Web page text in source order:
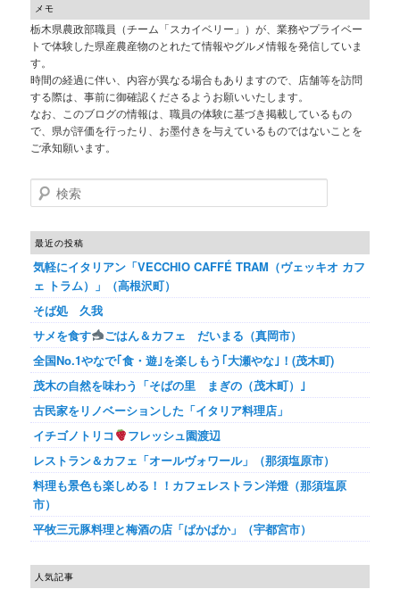
メモ
栃木県農政部職員（チーム「スカイベリー」）が、業務やプライベー
トで体験した県産農産物のとれたて情報やグルメ情報を発信していま
す。
時間の経過に伴い、内容が異なる場合もありますので、店舗等を訪問
する際は、事前に御確認くださるようお願いいたします。
なお、このブログの情報は、職員の体験に基づき掲載しているもの
で、県が評価を行ったり、お墨付きを与えているものではないことを
ご承知願います。
検索
最近の投稿
気軽にイタリアン「VECCHIO CAFFÉ TRAM（ヴェッキオ カフ
ェ トラム）」（高根沢町）
そば処 久我
サメを食す
ごはん＆カフェ だいまる（真岡市）
全国No.1やなで｢食・遊｣を楽しもう｢大瀬やな｣！(茂木町)
茂木の自然を味わう「そばの里 まぎの（茂木町）｣
古民家をリノベーションした「イタリア料理店」
イチゴノトリコ
フレッシュ園渡辺
レストラン＆カフェ「オールヴォワール」（那須塩原市）
料理も景色も楽しめる！！カフェレストラン洋燈（那須塩原
市）
平牧三元豚料理と梅酒の店「ぱかぱか」（宇都宮市）
人気記事